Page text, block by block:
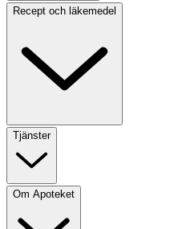
Recept och läkemedel
Tjänster
Om Apoteket